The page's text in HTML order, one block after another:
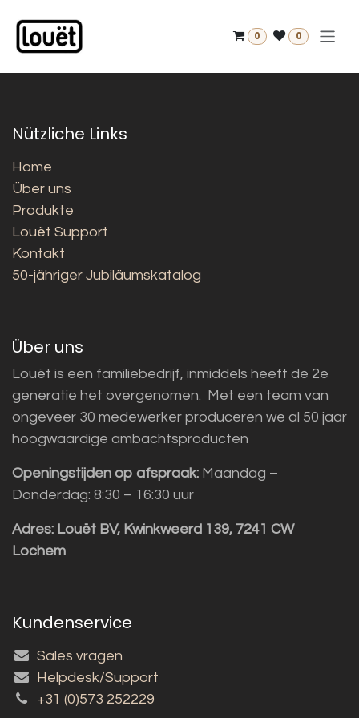
0 0
Nützliche Links
Home
Über uns
Produkte
Louët Support
Kontakt
50-jähriger Jubiläumskatalog
Über uns
Louët is een familiebedrijf, inmiddels heeft de 2e
generatie het overgenomen. Met een team van
ongeveer 30 medewerker produceren we al 50 jaar
hoogwaardige ambachtsproducten
Openingstijden op afspraak: Maandag –
Donderdag: 8:30 – 16:30 uur
Adres: Louët BV, Kwinkweerd 139, 7241 CW
Lochem
Kundenservice
Sales vragen
Helpdesk/Support
+31 (0)573 252229